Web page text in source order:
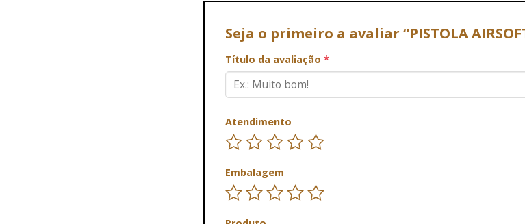
Seja o primeiro a avaliar “PISTOLA
Título da avaliação *
Atendimento
Embalagem